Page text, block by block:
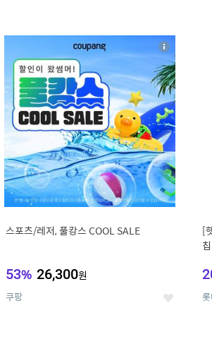
18
스포츠/레저, 풀캉스 COOL SALE
53% 26,300원
쿠팡 좋
상
세
[